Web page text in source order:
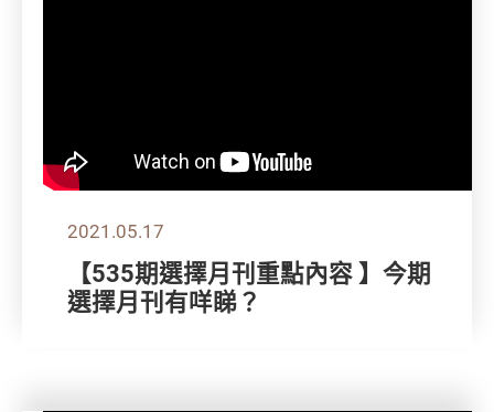
2021.05.17
【535期選擇月刊重點內容 】今期
選擇月刊有咩睇？